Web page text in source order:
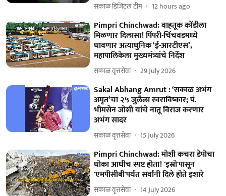
सकाळ डिजिटल टीम 12 hours ago
Pimpri Chinchwad: वाहतूक कोंडीला
मिळणार दिलासा! पिंपरी-चिंचवडमध्ये
धावणार अत्याधुनिक ‘ई-आरटीएस’,
महापालिकेला मुख्यमंत्र्यांचे निर्देश
सकाळ वृत्तसेवा 29 July 2026
Sakal Abhang Amrut : ‘सकाळ अभंग
अमृत’चा २५ जुलैला स्वराविष्कार; पं.
भीमसेन जोशी यांचे नातू विराज करणार
अभंग सादर
सकाळ वृत्तसेवा 15 July 2026
Pimpri Chinchwad: मोशी कचरा डेपोचा
धोका आधीच स्पष्ट होता! 'इस्रो'पासून
'एमपीसीबी'पर्यंत सर्वांनी दिले होते इशारे
सकाळ वृत्तसेवा 14 July 2026